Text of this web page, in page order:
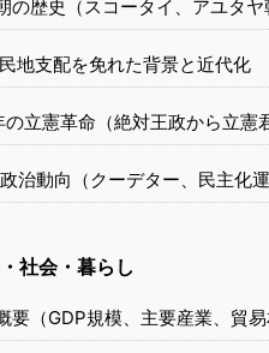
の歴史（スコータイ、アユタヤ
地支配を免れた背景と近代化
立憲革命（絶対王政から立憲
治動向（クーデター、民主化
社会・暮らし
要（GDP規模、主要産業、貿易